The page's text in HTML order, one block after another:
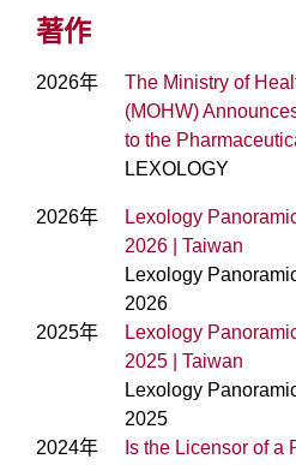
著作
2026年
The Ministry of
(MOHW)
to the
LEXOLOGY
2026年
Lexology
2026 | Taiwan
Lexology
2026
2025年
Lexology
2025 | Taiwan
Lexology
2025
2024年
Is the Licensor of a